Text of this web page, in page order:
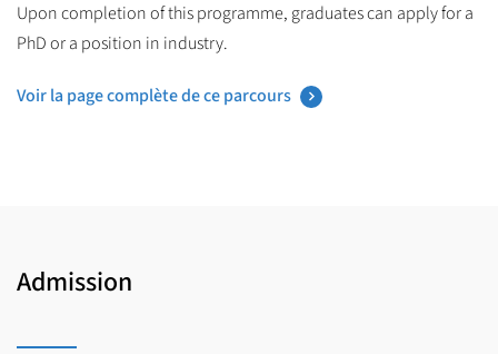
Upon completion of this programme, graduates can apply for a
PhD or a position in industry.
Voir la page complète de ce parcours
Admission